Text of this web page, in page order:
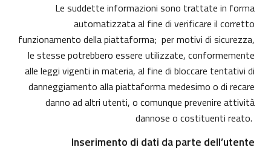
Le suddette informazioni sono trattate in forma
automatizzata al fine di verificare il corretto
funzionamento della piattaforma; per motivi di sicurezza,
le stesse potrebbero essere utilizzate, conformemente
alle leggi vigenti in materia, al fine di bloccare tentativi di
danneggiamento alla piattaforma medesimo o di recare
danno ad altri utenti, o comunque prevenire attività
dannose o costituenti reato.
Inserimento di dati da parte dell’utente